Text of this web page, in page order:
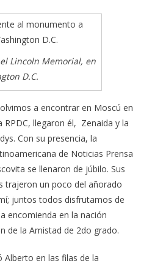
Lincoln Memorial, en
D.C.
a encontrar en Moscú en
llegaron él, Zenaida y la
Con su presencia, la
de Noticias Prensa
se llenaron de júbilo. Sus
trajeron un poco del añorado
juntos todos disfrutamos de
encomienda en la nación
de la Amistad de 2do grado.
en las filas de la